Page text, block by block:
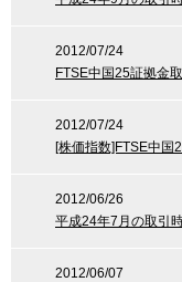
2012/07/24
FTSE中国25証拠金
2012/07/24
[株価指数]FTSE中国
2012/06/26
平成24年7月の取引
2012/06/07